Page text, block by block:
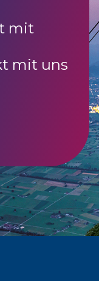
mit
mit uns